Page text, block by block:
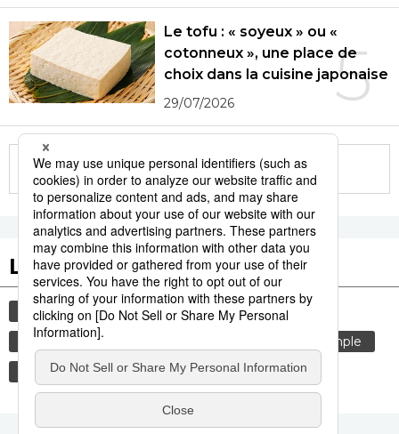
5
Le tofu : « soyeux » ou «
cotonneux », une place de
choix dans la cuisine japonaise
29/07/2026
More in this series
Les tags populaires
culture gastronomie
tourisme
bouddhisme
temple
société
femme chine